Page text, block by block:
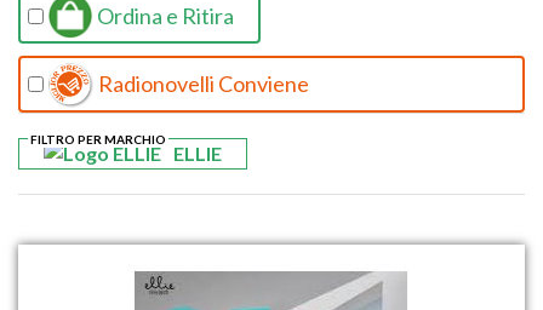
Ordina e Ritira
Radionovelli Conviene
ELLIE
FILTRO PER MARCHIO